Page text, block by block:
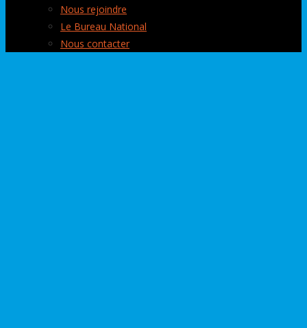
Nous rejoindre
Le Bureau National
Nous contacter